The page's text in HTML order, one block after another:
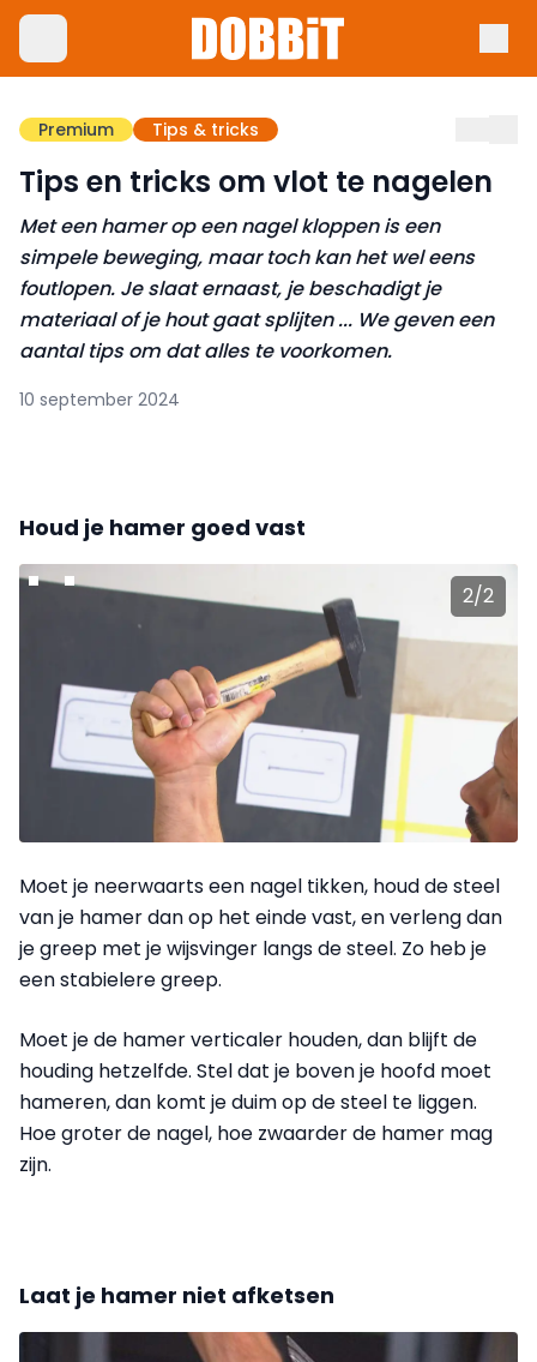
Premium Tips & tricks
Tips en tricks om vlot te nagelen
Met een hamer op een nagel kloppen is een
simpele beweging, maar toch kan het wel eens
foutlopen. Je slaat ernaast, je beschadigt je
materiaal of je hout gaat splijten ... We geven een
aantal tips om dat alles te voorkomen.
10 september 2024
Houd je hamer goed vast
2/2
Moet je neerwaarts een nagel tikken, houd de steel
van je hamer dan op het einde vast, en verleng dan
je greep met je wijsvinger langs de steel. Zo heb je
een stabielere greep.
Moet je de hamer verticaler houden, dan blijft de
houding hetzelfde. Stel dat je boven je hoofd moet
hameren, dan komt je duim op de steel te liggen.
Hoe groter de nagel, hoe zwaarder de hamer mag
zijn.
Laat je hamer niet afketsen